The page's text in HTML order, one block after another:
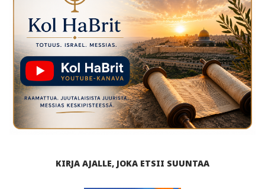
KIRJA AJALLE, JOKA ETSII SUUNTAA